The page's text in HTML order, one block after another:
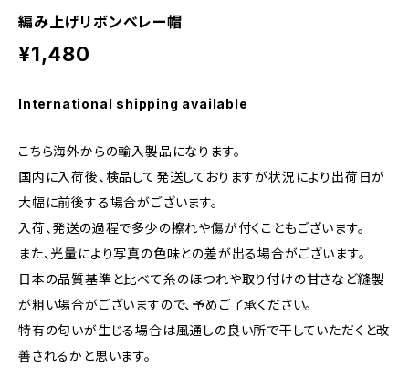
編み上げリボンベレー帽
¥1,480
International shipping available
こちら海外からの輸入製品になります。
国内に入荷後、検品して発送しておりますが状況により出荷日が
大幅に前後する場合がございます。
入荷、発送の過程で多少の擦れや傷が付くこともございます。
また、光量により写真の色味との差が出る場合がございます。
日本の品質基準と比べて糸のほつれや取り付けの甘さなど縫製
が粗い場合がございますので、予めご了承ください。
特有の匂いが生じる場合は風通しの良い所で干していただくと改
善されるかと思います。